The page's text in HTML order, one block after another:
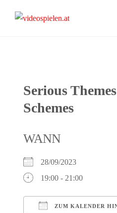
Serious
Schemes
WANN
28/09/2023
19:00 - 21:00
ZUM KALENDER